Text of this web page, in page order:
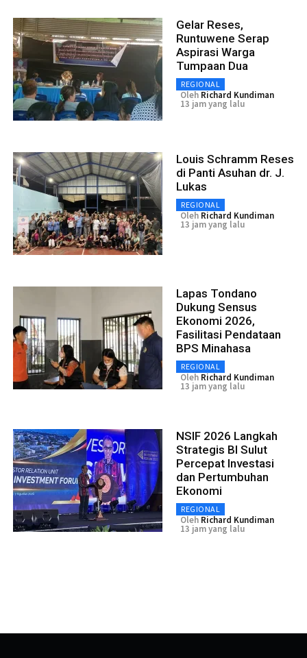
Gelar Reses,
Runtuwene Serap
Aspirasi Warga
Tumpaan Dua
REGIONAL
Oleh Richard Kundiman
13 jam yang lalu
Louis Schramm Reses
di Panti Asuhan dr. J.
Lukas
REGIONAL
Oleh Richard Kundiman
13 jam yang lalu
Lapas Tondano
Dukung Sensus
Ekonomi 2026,
Fasilitasi Pendataan
BPS Minahasa
REGIONAL
Oleh Richard Kundiman
13 jam yang lalu
NSIF 2026 Langkah
Strategis BI Sulut
Percepat Investasi
dan Pertumbuhan
Ekonomi
REGIONAL
Oleh Richard Kundiman
13 jam yang lalu